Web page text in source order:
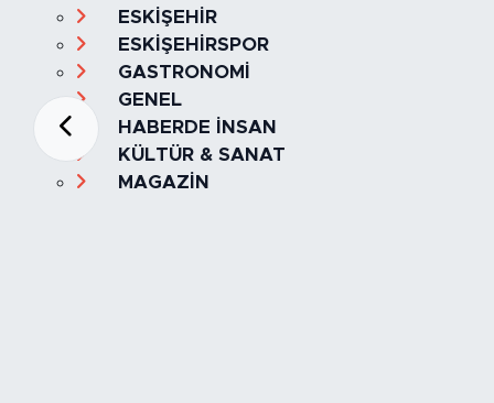
ESKİŞEHİR
ESKİŞEHİRSPOR
GASTRONOMİ
GENEL
HABERDE İNSAN
KÜLTÜR & SANAT
MAGAZİN